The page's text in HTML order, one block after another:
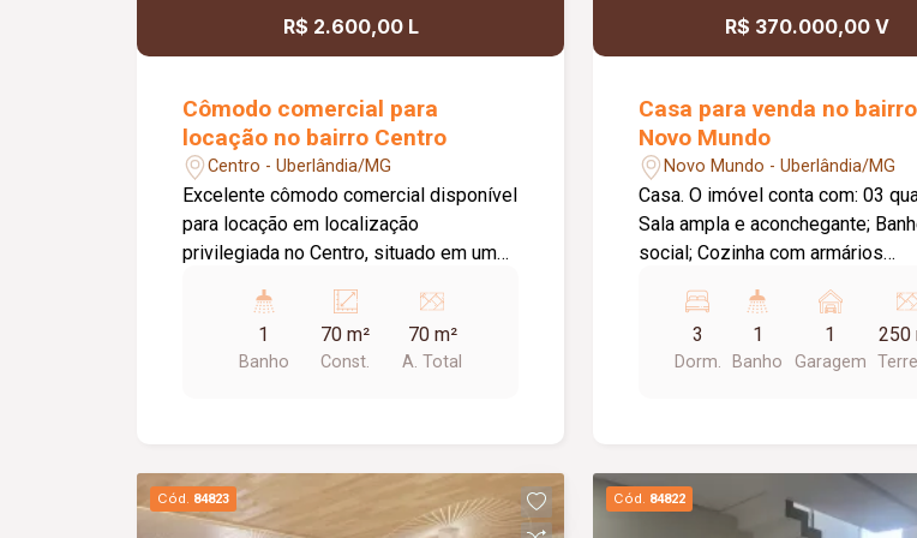
R$ 2.600,00 L
Cômodo comercial para
locação no bairro Centro
Centro - Uberlândia/MG
Excelente cômodo comercial disponível
para locação em localização
privilegiada no Centro, situado em uma
próximo ao Terminal Central,
oferecendo grande visibilidade e fácil
acesso. O imóvel possui
iluminação em LED, proporcionando um
ambiente moderno, funcional e versátil
1
Banho
70 m²
Const.
70 m²
A. Total
R$ 370.000,00 V
Casa para venda no bairro
Novo Mundo
Novo Mundo - Uberlândia/MG
Casa. O imóvel conta com: 03 quartos;
Sala ampla e aconchegante;
social; Cozinha com armários
3
Dorm.
1
Banho
1
Garagem
250
Cód. 84823 Cód. 84822